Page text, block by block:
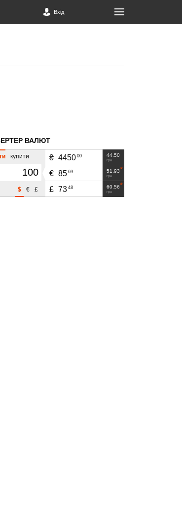
Вхід
ВАЛЮТ
купити
£
€
$
44.50
грн
₴ 4450 00
51.93
грн
€ 85 69
60.56
грн
£ 73 48